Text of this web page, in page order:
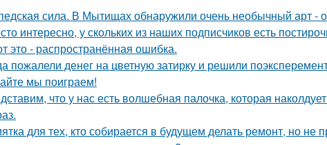
сила. В Мытищах обнаружили очень необычный арт -
интересно, у скольких из наших подписчиков есть
это - распространённая ошибка.
пожалели денег на цветную затирку и решили
мы поиграем!
что у нас есть волшебная палочка, которая
для тех, кто собирается в будущем делать ремонт, но не